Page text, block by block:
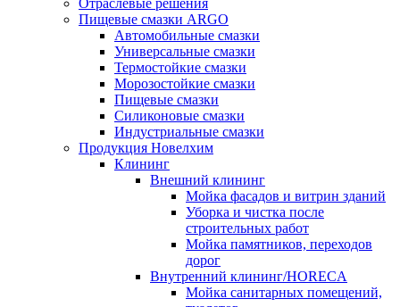
Отраслевые решения
Пищевые смазки ARGO
Автомобильные смазки
Универсальные смазки
Термостойкие смазки
Морозостойкие смазки
Пищевые смазки
Силиконовые смазки
Индустриальные смазки
Продукция Новелхим
Клининг
Внешний клининг
Мойка фасадов и витрин зданий
Уборка и чистка после
строительных работ
Мойка памятников, переходов
дорог
Внутренний клининг/HORECA
Мойка санитарных помещений,